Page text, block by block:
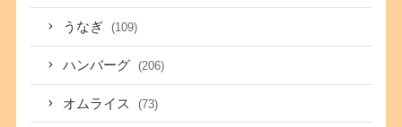
うなぎ (109)
ハンバーグ (206)
オムライス (73)